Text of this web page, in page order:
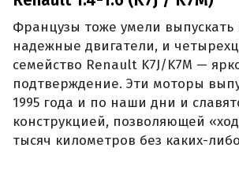
Французы тоже умели
надежные двигатели, и
семейство Renault K7J/K7M —
подтверждение. Эти моторы
1995 года и по наши дни и
конструкцией, позволяющей
тысяч километров без каких-